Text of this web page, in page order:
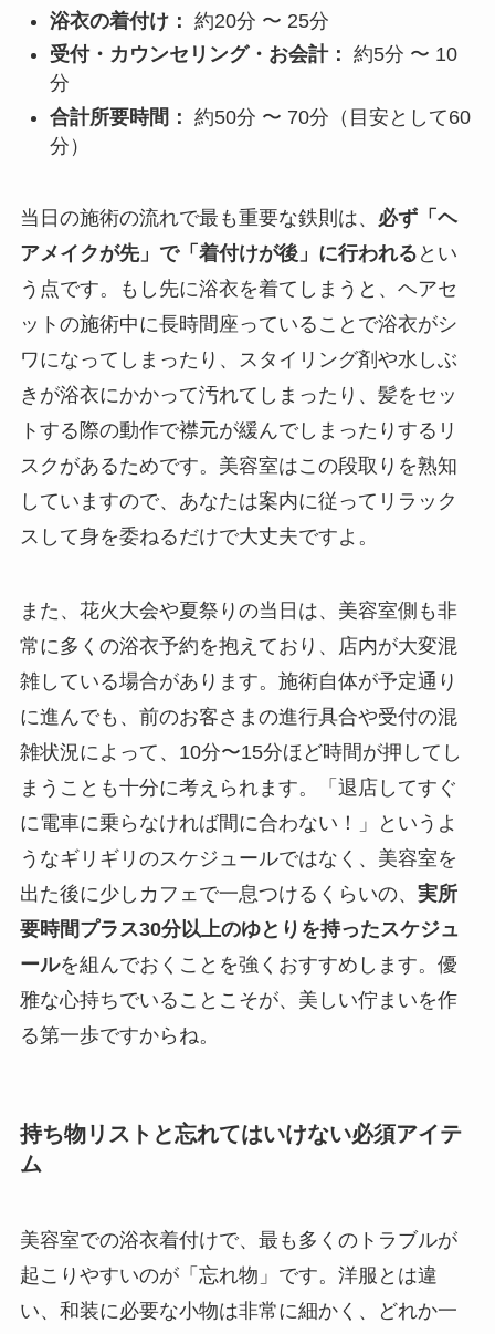
浴衣の着付け： 約20分 〜 25分
受付・カウンセリング・お会計： 約5分 〜 10
分
合計所要時間： 約50分 〜 70分（目安として60
分）
当日の施術の流れで最も重要な鉄則は、 必ず「ヘ
アメイクが先」で「着付けが後」に行われる とい
う点です。もし先に浴衣を着てしまうと、ヘアセ
ットの施術中に長時間座っていることで浴衣がシ
ワになってしまったり、スタイリング剤や水しぶ
きが浴衣にかかって汚れてしまったり、髪をセッ
トする際の動作で襟元が緩んでしまったりするリ
スクがあるためです。美容室はこの段取りを熟知
していますので、あなたは案内に従ってリラック
スして身を委ねるだけで大丈夫ですよ。
また、花火大会や夏祭りの当日は、美容室側も非
常に多くの浴衣予約を抱えており、店内が大変混
雑している場合があります。施術自体が予定通り
に進んでも、前のお客さまの進行具合や受付の混
雑状況によって、10分〜15分ほど時間が押してし
まうことも十分に考えられます。「退店してすぐ
に電車に乗らなければ間に合わない！」というよ
うなギリギリのスケジュールではなく、美容室を
出た後に少しカフェで一息つけるくらいの、 実所
要時間プラス30分以上のゆとりを持ったスケジュ
ールを組んでおくことを強くおすすめします。優
雅な心持ちでいることこそが、美しい佇まいを作
る第一歩ですからね。
持ち物リストと忘れてはいけない必須アイテ
ム
美容室での浴衣着付けで、最も多くのトラブルが
起こりやすいのが「忘れ物」です。洋服とは違
い、和装に必要な小物は非常に細かく、どれか一